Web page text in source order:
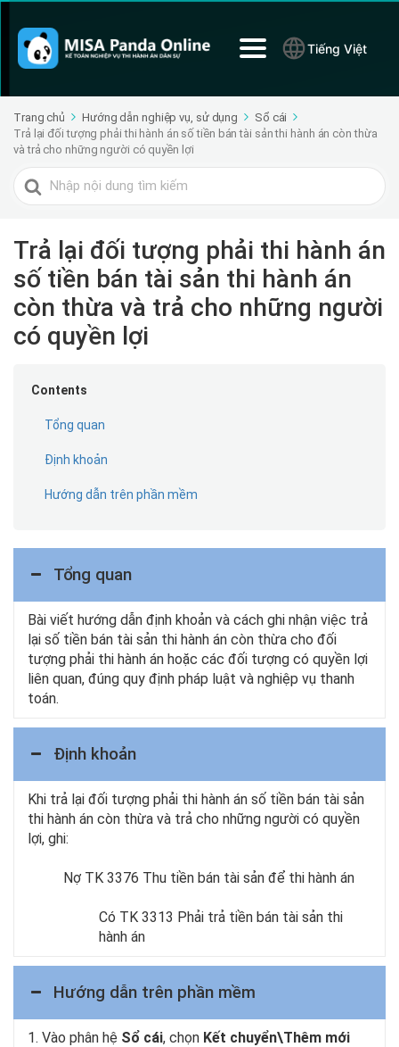
Tiếng Việt
Trang chủ Hướng dẫn nghiệp vụ, sử dụng
Sổ cái
Trả lại đối tượng phải thi hành án số tiền bán tài sản thi hành án còn thừa
và trả cho những người có quyền lợi
Tìm
kiếm
Trả lại đối tượng phải thi hành án
số tiền bán tài sản thi hành án
còn thừa và trả cho những người
có quyền lợi
Contents
Tổng quan
Định khoản
Hướng dẫn trên phần mềm
Tổng quan
Bài viết hướng dẫn định khoản và cách ghi nhận việc trả
lại số tiền bán tài sản thi hành án còn thừa cho đối
tượng phải thi hành án hoặc các đối tượng có quyền lợi
liên quan, đúng quy định pháp luật và nghiệp vụ thanh
toán.
Định khoản
Khi trả lại đối tượng phải thi hành án số tiền bán tài sản
thi hành án còn thừa và trả cho những người có quyền
lợi, ghi:
Nợ TK 3376 Thu tiền bán tài sản để thi hành án
Có TK 3313 Phải trả tiền bán tài sản thi
hành án
Hướng dẫn trên phần mềm
1. Vào phân hệ Sổ cái, chọn Kết chuyển\Thêm mới